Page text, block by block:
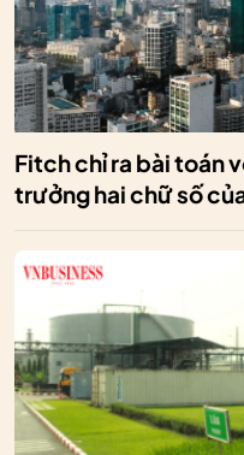
Fitch chỉ ra bài toán
trưởng hai chữ số